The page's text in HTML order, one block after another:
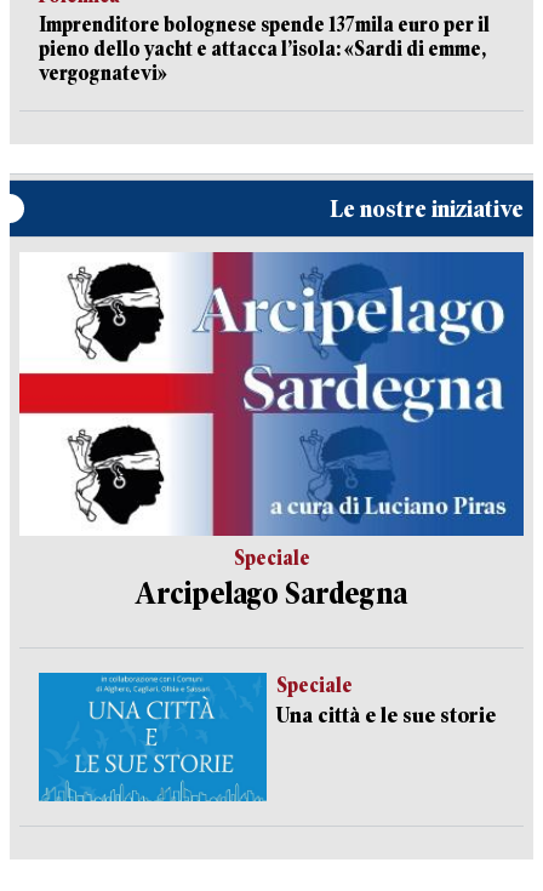
Imprenditore bolognese spende 137mila euro per il
pieno dello yacht e attacca l’isola: «Sardi di emme,
vergognatevi»
Le nostre iniziative
Speciale
Arcipelago Sardegna
Speciale
Una città e le sue storie